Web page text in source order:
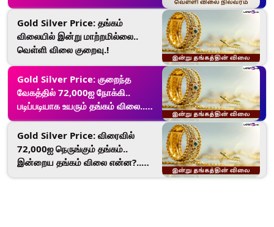
இதோ.!
Gold Silver Price: தங்கம்
விலையில் இன்று மாற்றமில்லை..
வெள்ளி விலை குறைவு.!
Gold Silver Price: குறைந்த
வேகத்தில் 72,000ஐ நோக்கி..
படிப்படியாக உயரும் தங்கம் விலை..
இன்றைய நிலவரம் என்ன?.!
Gold Silver Price: விரைவில்
72,000ஐ நெருங்கும் தங்கம்..
இன்றைய தங்கம் விலை என்ன?..